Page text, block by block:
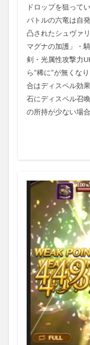
ドロップを狙って
バトルの六竜は自
凸されたシュヴァ
マグナの加護」・
剣・光属性攻撃力
ら“稀に”が無くな
合はディスペル効
石にディスペル召
の所持が少ない場